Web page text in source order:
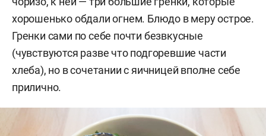
хорошенько обдали огнем. Блюдо в меру острое.
Гренки сами по себе почти безвкусные
(чувствуются разве что подгоревшие части
хлеба), но в сочетании с яичницей вполне себе
прилично.